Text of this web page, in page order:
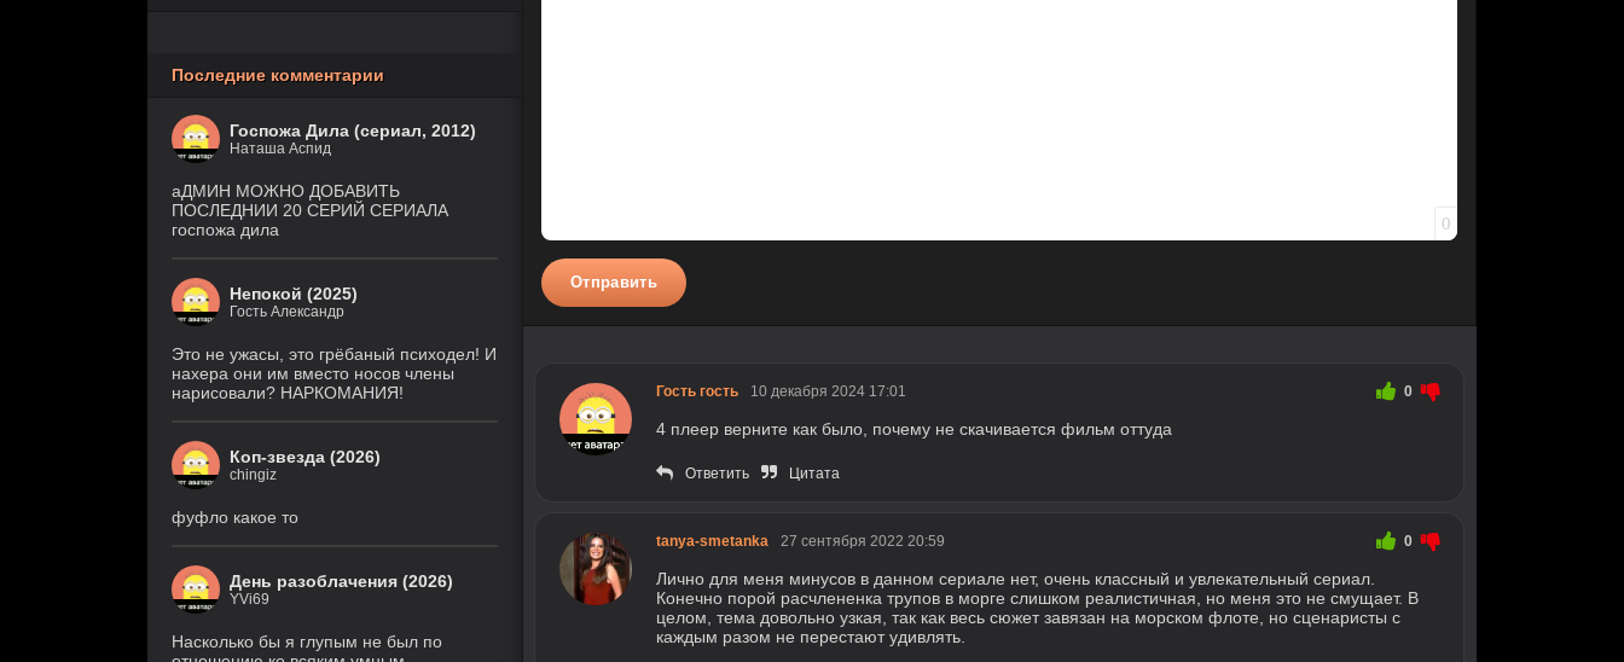
0
Отправить
Гость гость 10 декабря 2024 17:01 0
4 плеер верните как было, почему не скачивается фильм оттуда
Ответить Цитата
tanya-smetanka 27 сентября 2022 20:59 0
Лично для меня минусов в данном сериале нет, очень классный и увлекательный сериал.
Конечно порой расчлененка трупов в морге слишком реалистичная, но меня это не смущает. В
целом, тема довольно узкая, так как весь сюжет завязан на морском флоте, но сценаристы с
каждым разом не перестают удивлять.
Последние комментарии
Госпожа Дила (сериал, 2012)
Наташа Аспид
аДМИН МОЖНО ДОБАВИТЬ
ПОСЛЕДНИИ 20 СЕРИЙ СЕРИАЛА
госпожа дила
Непокой (2025)
Гость Александр
Это не ужасы, это грёбаный психодел! И
нахера они им вместо носов члены
нарисовали? НАРКОМАНИЯ!
Коп-звезда (2026)
chingiz
фуфло какое то
День разоблачения (2026)
YVi69
Насколько бы я глупым не был по